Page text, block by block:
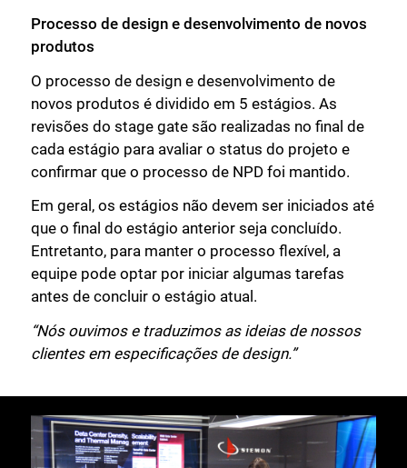
Processo de design e desenvolvimento de novos
produtos
O processo de design e desenvolvimento de
novos produtos é dividido em 5 estágios. As
revisões do stage gate são realizadas no final de
cada estágio para avaliar o status do projeto e
confirmar que o processo de NPD foi mantido.
Em geral, os estágios não devem ser iniciados até
que o final do estágio anterior seja concluído.
Entretanto, para manter o processo flexível, a
equipe pode optar por iniciar algumas tarefas
antes de concluir o estágio atual.
“Nós ouvimos e traduzimos as ideias de nossos
clientes em especificações de design.”